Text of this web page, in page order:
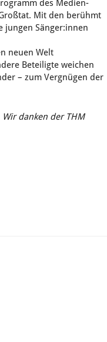
des Medien-
Mit den berühmt
jungen Sänger:innen
neuen Welt
Beteiligte weichen
– zum Vergnügen der
danken der THM